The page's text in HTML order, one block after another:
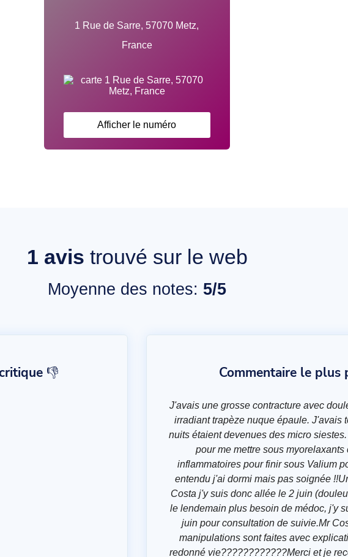
1 Rue de Sarre, 57070 Metz,
France
Afficher le numéro
1 avis trouvé sur le web
Moyenne des notes: 5/5
👎 Commentaire le plus
J'avais une grosse contracture avec
irradiant trapèze nuque épaule. J'avais
nuits étaient devenues des micro
pour me mettre sous
inflammatoires pour finir sous Valium
entendu j'ai dormi mais pas soignée
Costa j'y suis donc allée le 2 juin
le lendemain plus besoin de médoc, j'y
juin pour consultation de suivie.Mr
manipulations sont faites avec
redonné vie????????????Merci et je